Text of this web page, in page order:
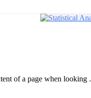
of a page when looking .